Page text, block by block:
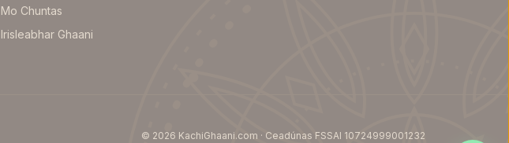
Mo Chuntas
Irisleabhar Ghaani
© 2026 KachiGhaani.com · Ceadúnas FSSAI 10724999001232
Gaeilge